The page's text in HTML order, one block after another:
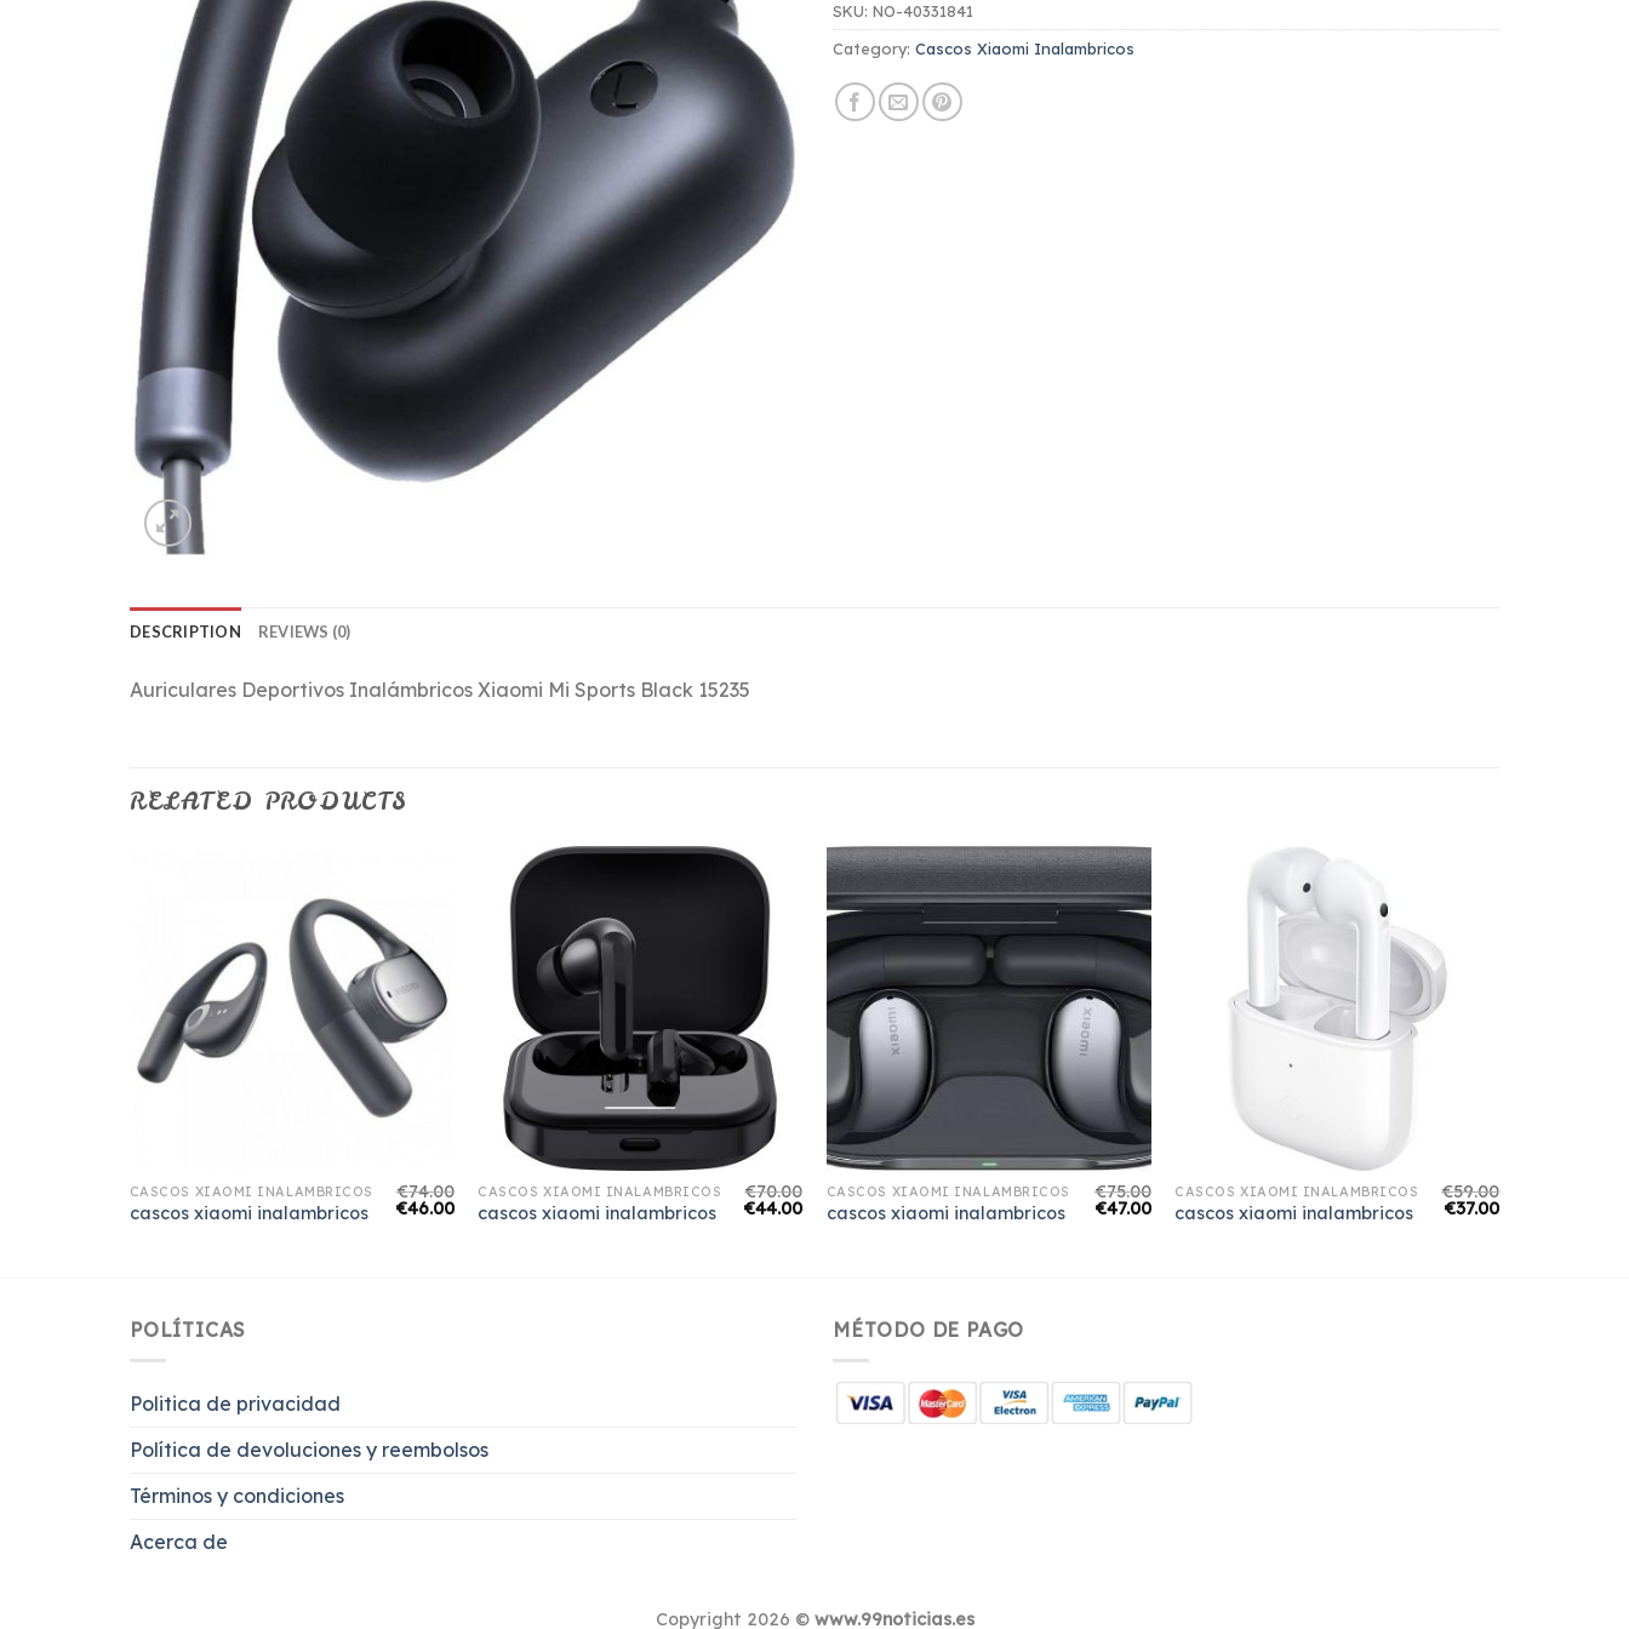
SKU: NO-40331841
Category: Cascos Xiaomi Inalambricos
DESCRIPTION REVIEWS (0)
Auriculares Deportivos Inalámbricos Xiaomi Mi Sports Black 15235
RELATED PRODUCTS
CASCOS XIAOMI INALAMBRICOS
cascos xiaomi inalambricos
€74.00
€46.00
CASCOS XIAOMI INALAMBRICOS
cascos xiaomi inalambricos
€70.00
€44.00
CASCOS XIAOMI INALAMBRICOS
cascos xiaomi inalambricos
€75.00
€47.00
CASCOS XIAOMI INALAMBRICOS
cascos xiaomi inalambricos
€59.00
€37.00
POLÍTICAS
Politica de privacidad
Política de devoluciones y reembolsos
Términos y condiciones
Acerca de
MÉTODO DE PAGO
Copyright 2026 © www.99noticias.es